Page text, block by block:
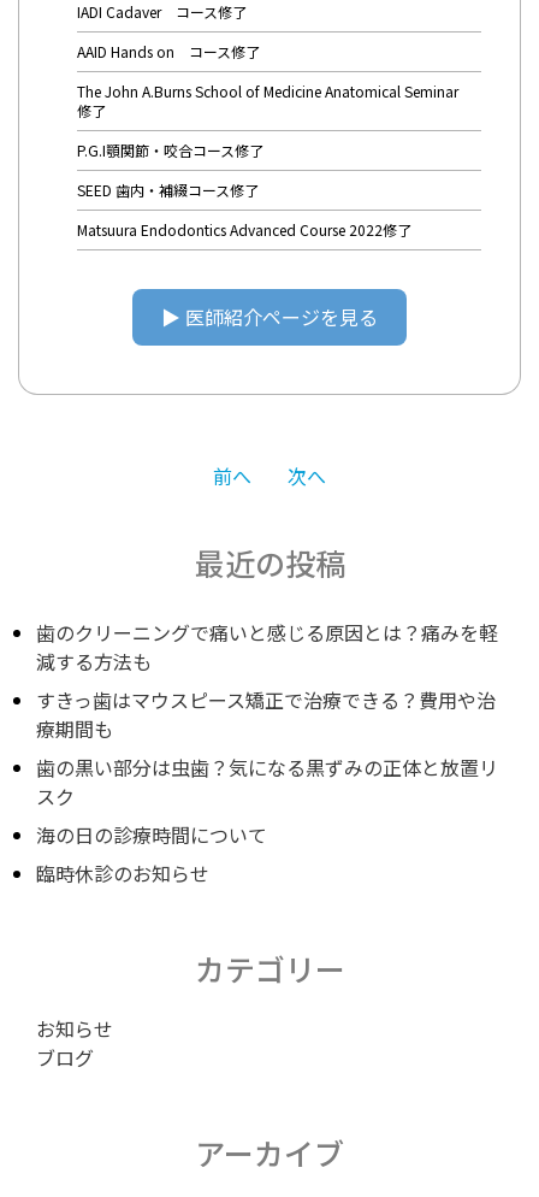
IADI Cadaver コース修了
AAID Hands on コース修了
The John A.Burns School of Medicine Anatomical Seminar
修了
P.G.I顎関節・咬合コース修了
SEED 歯内・補綴コース修了
Matsuura Endodontics Advanced Course 2022修了
▶︎ 医師紹介ページを見る
投
稿
ナ
ビ
シ
ン
前へ 次へ
最近の投稿
歯のクリーニングで痛いと感じる原因とは？痛みを軽
減する方法も
すきっ歯はマウスピース矯正で治療できる？費用や治
療期間も
歯の黒い部分は虫歯？気になる黒ずみの正体と放置リ
スク
海の日の診療時間について
臨時休診のお知らせ
カテゴリー
お知らせ
ブログ
アーカイブ